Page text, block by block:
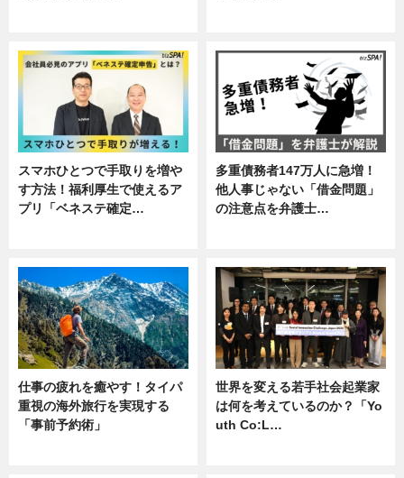
スマホひとつで手取りを増や
す方法！福利厚生で使えるア
プリ「ベネステ確定…
多重債務者147万人に急増！
他人事じゃない「借金問題」
の注意点を弁護士…
仕事の疲れを癒やす！タイパ
重視の海外旅行を実現する
「事前予約術」
世界を変える若手社会起業家
は何を考えているのか？「Yo
uth Co:L…